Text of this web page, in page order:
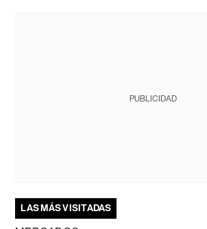
PUBLICIDAD
LAS MÁS VISITADAS